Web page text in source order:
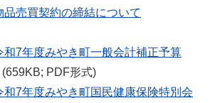
売買契約の締結について
7年度みやき町一般会計補正予算
(659KB; PDF形式)
7年度みやき町国民健康保険特別会